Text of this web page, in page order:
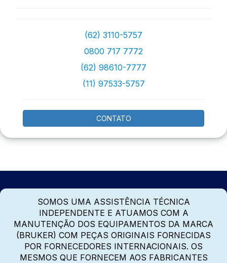
(62) 3110-5757
0800 717 7772
(62) 98610-7777
(11) 97533-5757
CONTATO
SOMOS UMA ASSISTÊNCIA TÉCNICA
INDEPENDENTE E ATUAMOS COM A
MANUTENÇÃO DOS EQUIPAMENTOS DA MARCA
(BRUKER) COM PEÇAS ORIGINAIS FORNECIDAS
POR FORNECEDORES INTERNACIONAIS. OS
MESMOS QUE FORNECEM AOS FABRICANTES